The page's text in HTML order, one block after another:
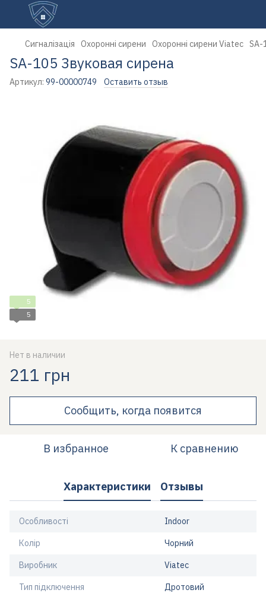
Сигналізація Охоронні сирени Охоронні сирени Viatec SA-
SA-105 Звуковая сирена
Артикул: 99-00000749 Оставить отзыв
5
5
Нет в наличии
211 грн
Сообщить, когда появится
В избранное К сравнению
Характеристики Отзывы
Особливості Indoor
Колір Чорний
Виробник Viatec
Тип підключення Дротовий